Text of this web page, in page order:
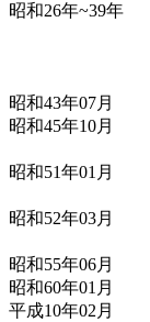
昭和26年~39年
昭和43年07月
昭和45年10月
昭和51年01月
昭和52年03月
昭和55年06月
昭和60年01月
平成10年02月